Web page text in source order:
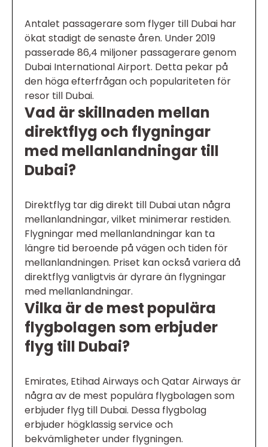
Antalet passagerare som flyger till Dubai har
ökat stadigt de senaste åren. Under 2019
passerade 86,4 miljoner passagerare genom
Dubai International Airport. Detta pekar på
den höga efterfrågan och populariteten för
resor till Dubai.
Vad är skillnaden mellan
direktflyg och flygningar
med mellanlandningar till
Dubai?
Direktflyg tar dig direkt till Dubai utan några
mellanlandningar, vilket minimerar restiden.
Flygningar med mellanlandningar kan ta
längre tid beroende på vägen och tiden för
mellanlandningen. Priset kan också variera då
direktflyg vanligtvis är dyrare än flygningar
med mellanlandningar.
Vilka är de mest populära
flygbolagen som erbjuder
flyg till Dubai?
Emirates, Etihad Airways och Qatar Airways är
några av de mest populära flygbolagen som
erbjuder flyg till Dubai. Dessa flygbolag
erbjuder högklassig service och
bekvämligheter under flygningen.